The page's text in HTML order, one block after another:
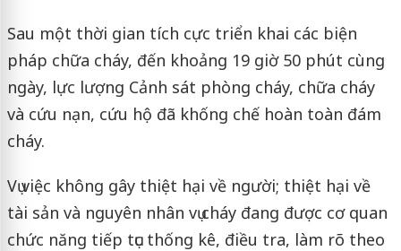
Sau một thời gian tích cực triển khai các biện
pháp chữa cháy, đến khoảng 19 giờ 50 phút cùng
ngày, lực lượng Cảnh sát phòng cháy, chữa cháy
và cứu nạn, cứu hộ đã khống chế hoàn toàn đám
cháy.
Vụ việc không gây thiệt hại về người; thiệt hại về
tài sản và nguyên nhân vụ cháy đang được cơ quan
chức năng tiếp tục thống kê, điều tra, làm rõ theo